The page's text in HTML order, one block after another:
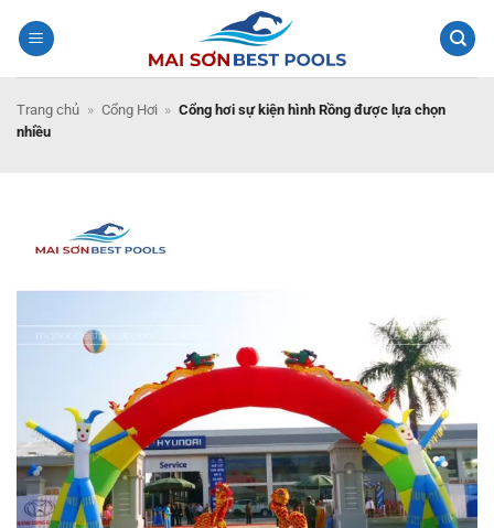
qua
Trang chủ » Cổng Hơi » Cổng hơi sự kiện hình Rồng được lựa chọn
nhiều